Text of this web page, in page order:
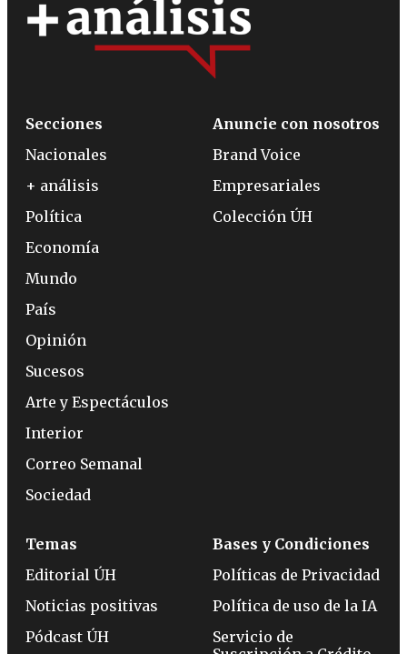
Secciones
Nacionales
+ análisis
Política
Economía
Mundo
País
Opinión
Sucesos
Arte y Espectáculos
Interior
Correo Semanal
Sociedad
Anuncie con nosotros
Brand Voice
Empresariales
Colección ÚH
Temas
Editorial ÚH
Noticias positivas
Pódcast ÚH
Bases y Condiciones
Políticas de Privacidad
Política de uso de la IA
Servicio de